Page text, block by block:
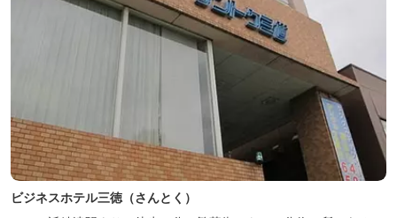
ビジネスホテル三徳（さんとく）